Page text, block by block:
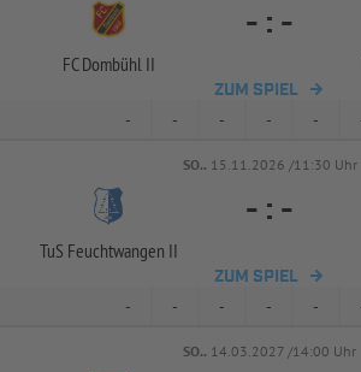
FC Dombühl II
- : -
ZUM SPIEL
- - - - -
SO.. 15.11.2026 /11:30 Uhr
TuS Feuchtwangen II
- : -
ZUM SPIEL
- - - - -
SO.. 14.03.2027 /14:00 Uhr